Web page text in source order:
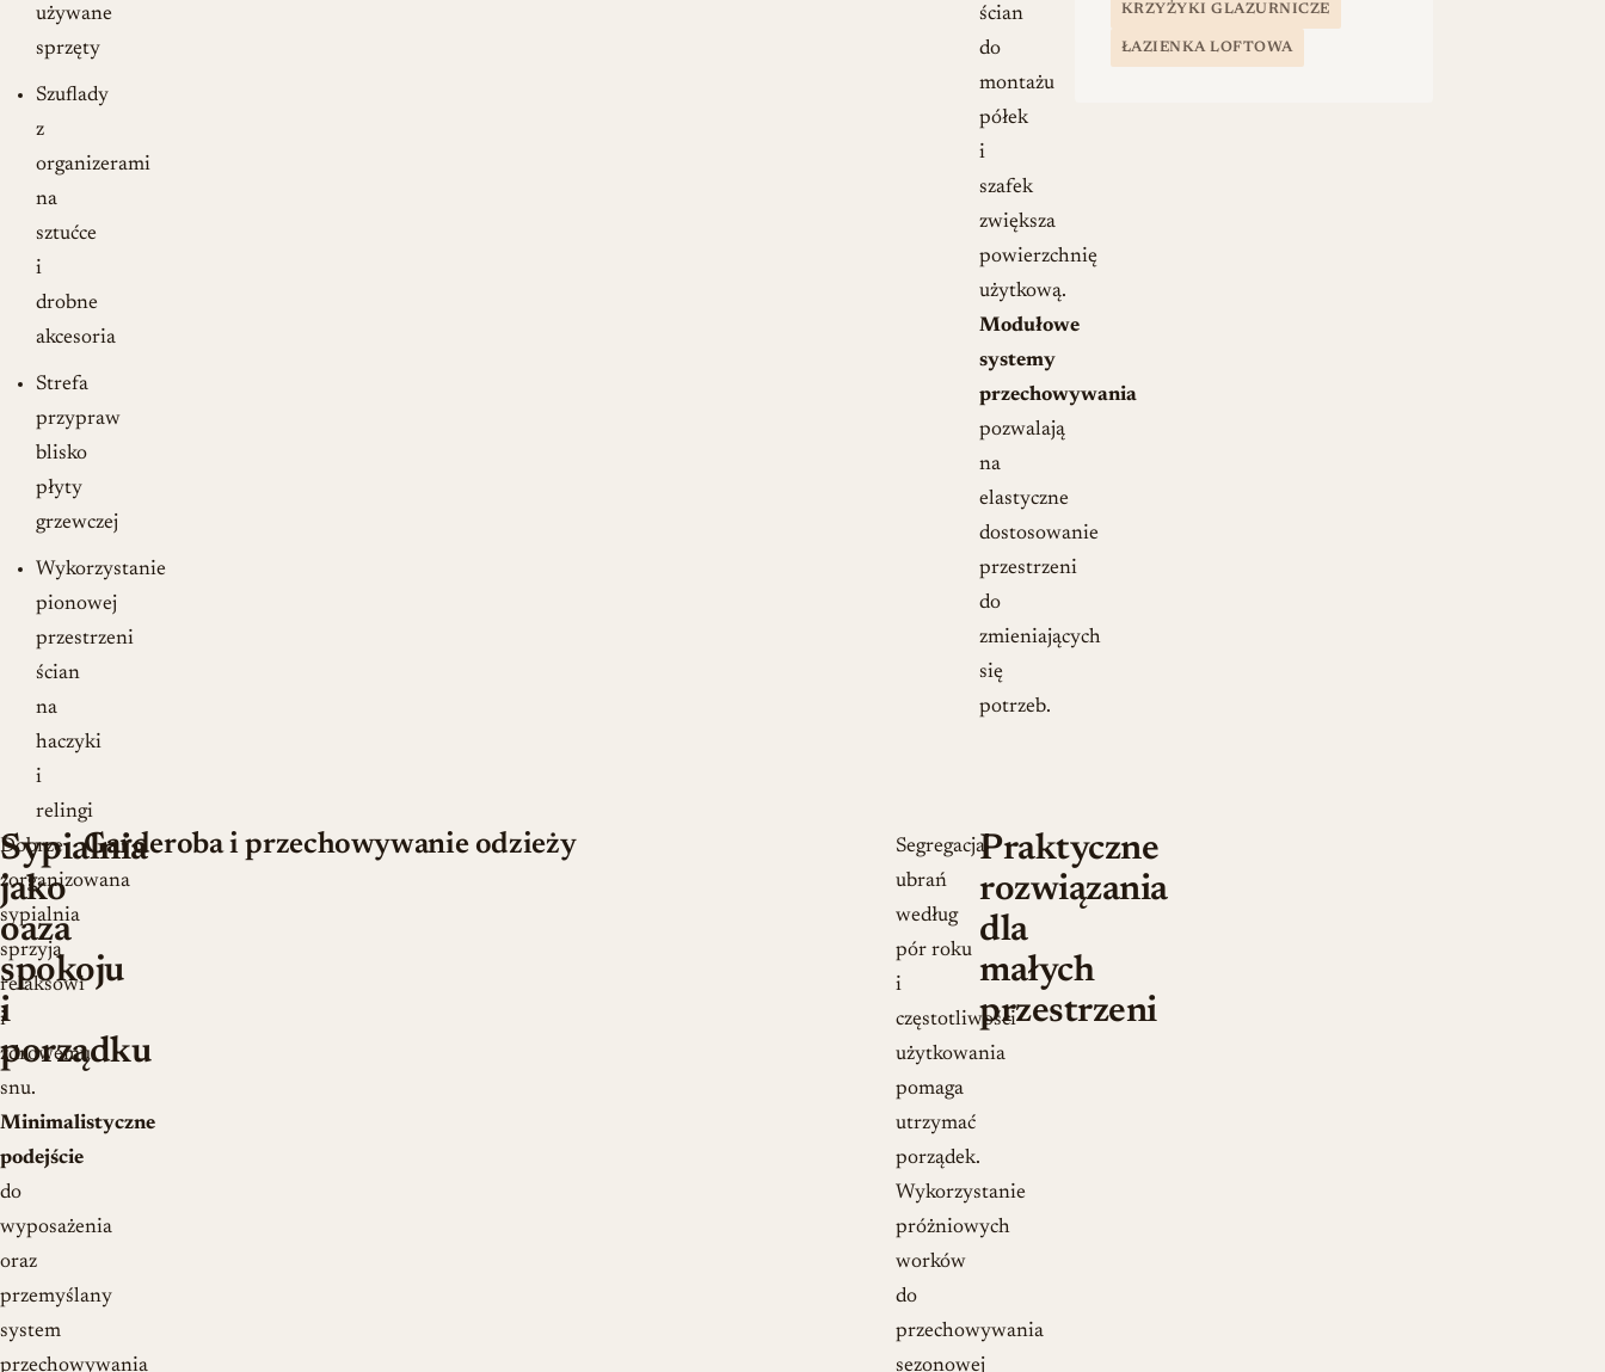
używane
sprzęty
Szuflady
z
organizerami
na
sztućce
i
drobne
akcesoria
Strefa
przypraw
blisko
płyty
grzewczej
Wykorzystanie
pionowej
przestrzeni
ścian
na
haczyki
i
relingi
ścian
do
montażu
półek
i
szafek
zwiększa
powierzchnię
użytkową.
Modułowe
systemy
przechowywania
pozwalają
na
elastyczne
dostosowanie
przestrzeni
do
zmieniających
się
potrzeb.
Sypialnia
jako
oaza
spokoju
i
porządku
Dobrze
zorganizowana
sypialnia
sprzyja
relaksowi
i
zdrowemu
snu.
Minimalistyczne
podejście
do
wyposażenia
oraz
przemyślany
system
przechowywania
Garderoba i przechowywanie odzieży
Segregacja
ubrań
według
pór roku
i
częstotliwości
użytkowania
pomaga
utrzymać
porządek.
Wykorzystanie
próżniowych
worków
do
przechowywania
sezonowej
Praktyczne
rozwiązania
dla
małych
przestrzeni
KRZYŻYKI GLAZURNICZE
ŁAZIENKA LOFTOWA